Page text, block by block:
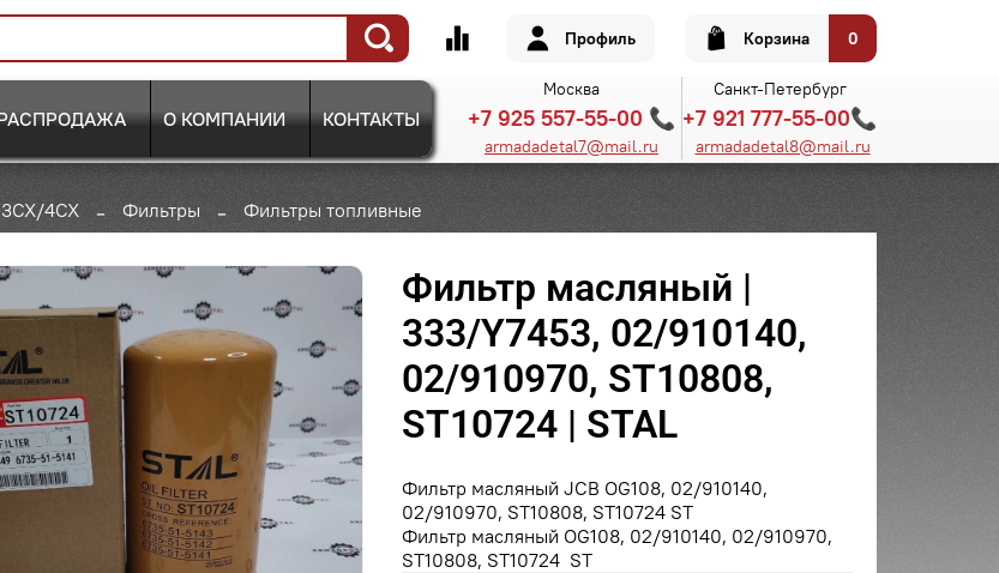
Профиль Корзина 0
О КОМПАНИИ КОНТАКТЫ
Москва Санкт-Петербург
+7 925 557-55-00 📞 +7 921 777-55-00📞
armadadetal7@mail.ru armadadetal8@mail.ru
4CX Фильтры Фильтры топливные
Фильтр масляный |
333/Y7453, 02/910140,
02/910970, ST10808,
ST10724 | STAL
Фильтр масляный JCB OG108, 02/910140,
02/910970, ST10808, ST10724 ST
Фильтр масляный OG108, 02/910140, 02/910970,
ST10808, ST10724 ST